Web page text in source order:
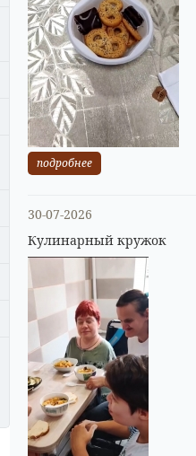
подробнее
30-07-2026
Кулинарный кружок